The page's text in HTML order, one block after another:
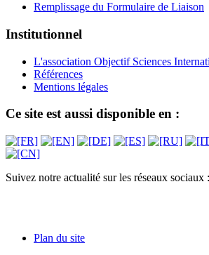
Remplissage du Formulaire de Liaison
Institutionnel
L'association Objectif Sciences
Références
Mentions légales
Ce site est aussi disponible en :
Suivez notre actualité sur les réseaux sociaux :
Plan du site